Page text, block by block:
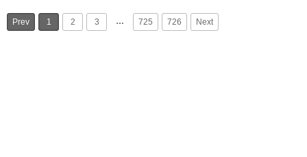
Prev 1 2 3 … 725 726 Next